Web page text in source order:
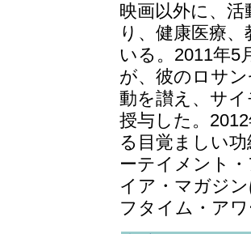
映画以外に、
り、健康医療
いる。2011年5
が、彼のロサ
動を讃え、サ
授与した。
る目覚ましい
ーテイメント
イア・マガジ
フタイム・ア